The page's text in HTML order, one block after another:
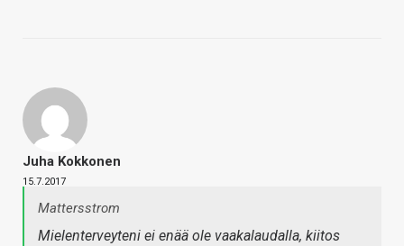
Juha Kokkonen
15.7.2017
Mattersstrom
Mielenterveyteni ei enää ole vaakalaudalla, kiitos